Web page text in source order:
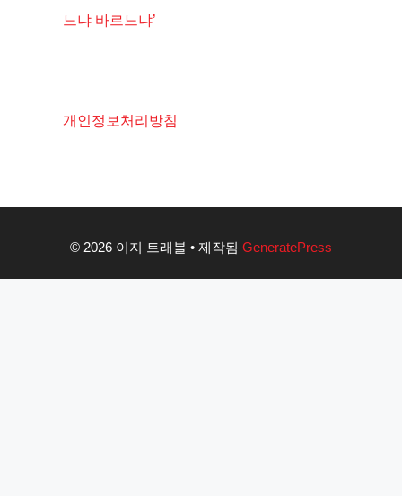
느냐 바르느냐’
개인정보처리방침
© 2026 이지 트래블 • 제작됨 GeneratePress